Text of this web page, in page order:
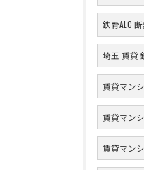
鉄骨ALC
埼玉 賃貸
賃貸マン
賃貸マン
賃貸マン